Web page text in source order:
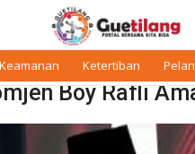
Keamanan Ketertiban
Daftar
Boy Rafli